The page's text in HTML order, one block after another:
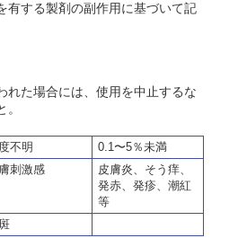
有する製剤の副作用に基づいて記
れた場合には、使用を中止するな
不明
0.1〜5％未満
刺激感
皮膚炎、そう痒、
発赤、発疹、潮紅
等